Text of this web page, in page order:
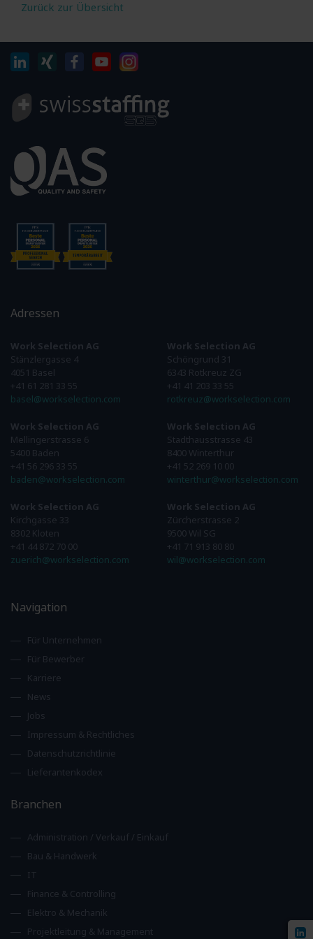
Zurück zur Übersicht
Adressen
Work Selection AG
Stänzlergasse 4
4051 Basel
+41 61 281 33 55
basel@workselection.com
Work Selection AG
Mellingerstrasse 6
5400 Baden
+41 56 296 33 55
baden@workselection.com
Work Selection AG
Kirchgasse 33
8302 Kloten
+41 44 872 70 00
zuerich@workselection.com
Work Selection AG
Schöngrund 31
6343 Rotkreuz ZG
+41 41 203 33 55
rotkreuz@workselection.com
Work Selection AG
Stadthausstrasse 43
8400 Winterthur
+41 52 269 10 00
winterthur@workselection.com
Work Selection AG
Zürcherstrasse 2
9500 Wil SG
+41 71 913 80 80
wil@workselection.com
Navigation
Für Unternehmen
Für Bewerber
Karriere
News
Jobs
Impressum & Rechtliches
Datenschutzrichtlinie
Lieferantenkodex
Branchen
Administration / Verkauf / Einkauf
Bau & Handwerk
IT
Finance & Controlling
Elektro & Mechanik
Projektleitung & Management